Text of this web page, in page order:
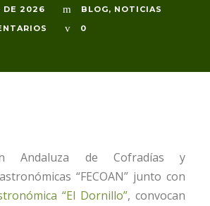
DE 2026 BLOG, NOTICIAS
0
Andaluza de Cofradías y
“FECOAN” junto con
“El Dornillo”, convocan